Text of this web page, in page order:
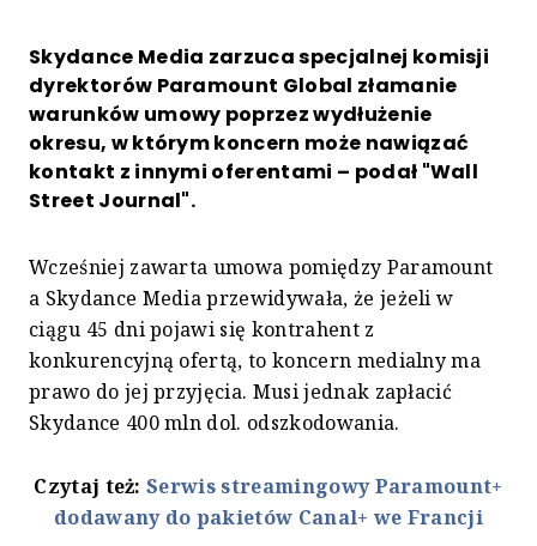
Skydance Media zarzuca specjalnej komisji
dyrektorów Paramount Global złamanie
warunków umowy poprzez wydłużenie
okresu, w którym koncern może nawiązać
kontakt z innymi oferentami – podał "Wall
Street Journal".
Wcześniej zawarta umowa pomiędzy Paramount
a Skydance Media przewidywała, że jeżeli w
ciągu 45 dni pojawi się kontrahent z
konkurencyjną ofertą, to koncern medialny ma
prawo do jej przyjęcia. Musi jednak zapłacić
Skydance 400 mln dol. odszkodowania.
Czytaj też:Serwis streamingowy Paramount+
dodawany do pakietów Canal+ we Francji